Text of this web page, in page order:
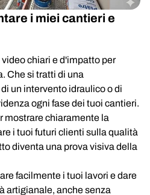
i miei cantieri e
chiari e d'impatto per
Che si tratti di una
un intervento idraulico o di
ogni fase dei tuoi cantieri.
mostrare chiaramente la
i tuoi futuri clienti sulla qualità
diventa una prova visiva della
facilmente i tuoi lavori e dare
artigianale, anche senza